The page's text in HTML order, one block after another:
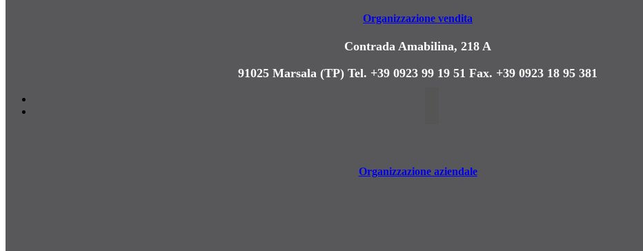
Organizzazione vendita
Contrada Amabilina, 218 A
91025 Marsala (TP) Tel. +39 0923 99 19 51 Fax. +39 0923 18 95 381
Organizzazione aziendale